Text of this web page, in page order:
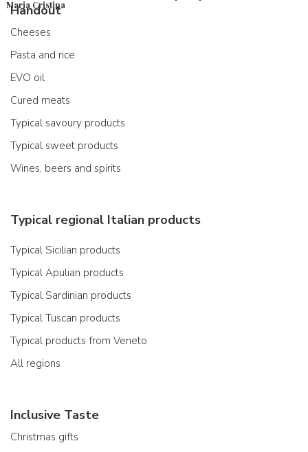
Maria Cristina
Handout
Cheeses
Pasta and rice
EVO oil
Cured meats
Typical savoury products
Typical sweet products
Wines, beers and spirits
Typical regional Italian products
Typical Sicilian products
Typical Apulian products
Typical Sardinian products
Typical Tuscan products
Typical products from Veneto
All regions
Inclusive Taste
Christmas gifts